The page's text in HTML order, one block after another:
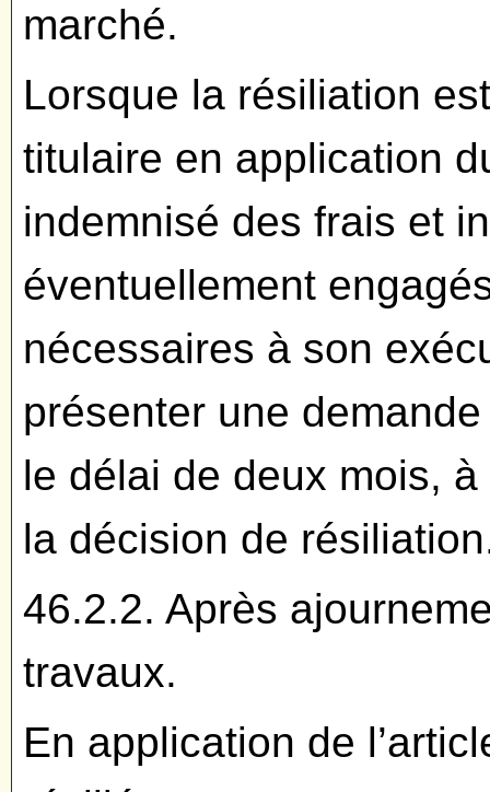
marché.
Lorsque la résiliation
titulaire en application
indemnisé des frais et
éventuellement
nécessaires à son
présenter une
le délai de deux mois,
la décision de
46.2.2. Après
travaux.
En application de